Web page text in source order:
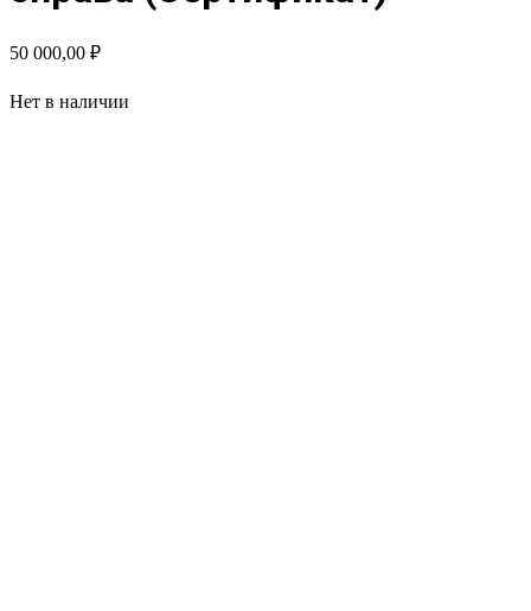
50 000,00 ₽
Нет в наличии